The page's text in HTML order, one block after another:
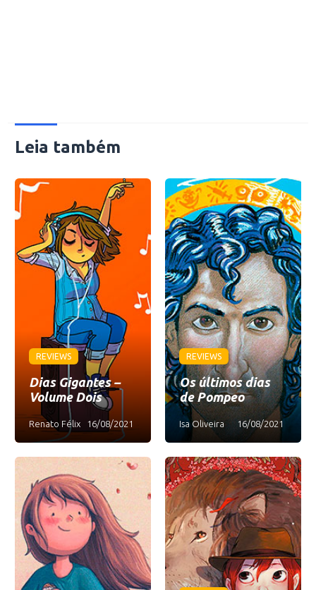
Leia também
REVIEWS
Dias Gigantes –
Volume Dois
Renato Félix 16/08/2021
REVIEWS
Os últimos dias
de Pompeo
Isa Oliveira 16/08/2021